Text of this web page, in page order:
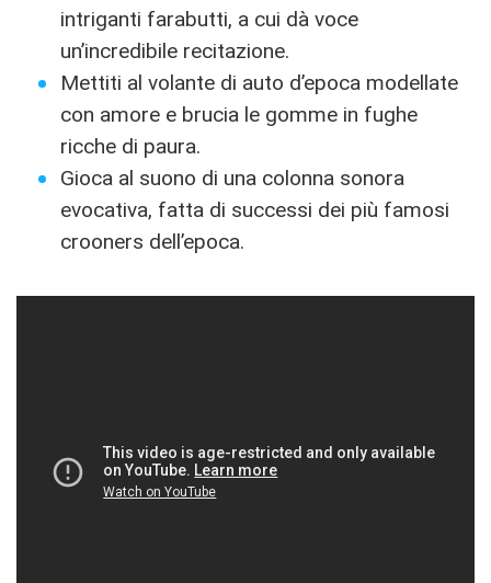
intriganti farabutti, a cui dà voce
un’incredibile recitazione.
Mettiti al volante di auto d’epoca modellate
con amore e brucia le gomme in fughe
ricche di paura.
Gioca al suono di una colonna sonora
evocativa, fatta di successi dei più famosi
crooners dell’epoca.